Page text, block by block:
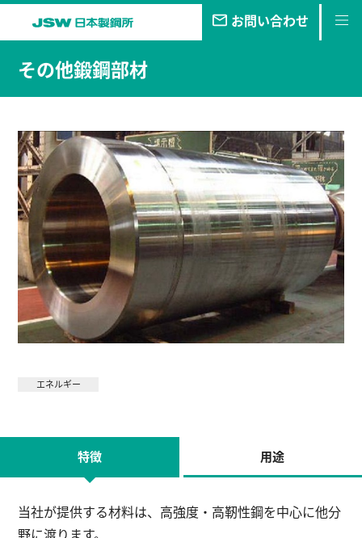
お問い合わせ
私たちの目指す未来
事業・製品
技報
企業情報
サステナビリティ
株主・投資家情報
採用情報
その他鍛鋼部材
エネルギー
特徴 用途
当社が提供する材料は、高強度・高靭性鋼を中心に他分
野に渡ります。